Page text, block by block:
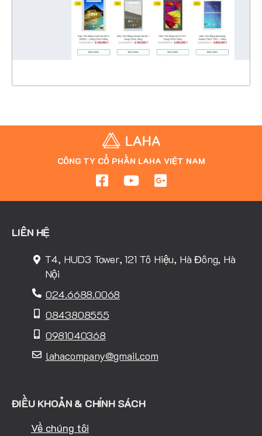
CHI TIẾT
XEM THỰC TẾ
CÔNG TY CỔ PHẦN LAHA VIỆT NAM
LIÊN HỆ
T4, HUD3 Tower, 121 Tô Hiệu, Hà Đông, Hà
Nội
024.6688.0068
0843808555
0981040368
lahacompany@gmail.com
ĐIỀU KHOẢN & CHÍNH SÁCH
Về chúng tôi